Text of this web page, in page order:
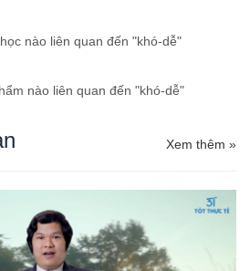
nào liên quan đến "khó-dễ"
nào liên quan đến "khó-dễ"
Xem thêm »